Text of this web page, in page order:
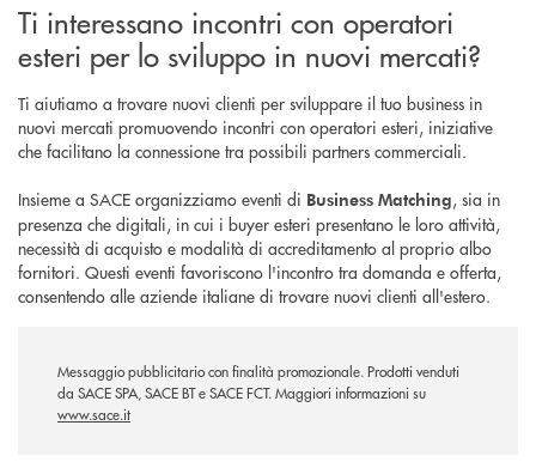
Ti interessano incontri con operatori
esteri per lo sviluppo in nuovi mercati?
Ti aiutiamo a trovare nuovi clienti per sviluppare il tuo business in
nuovi mercati promuovendo incontri con operatori esteri, iniziative
che facilitano la connessione tra possibili partners commerciali.
Insieme a SACE organizziamo eventi di Business Matching, sia in
presenza che digitali, in cui i buyer esteri presentano le loro attività,
necessità di acquisto e modalità di accreditamento al proprio albo
fornitori. Questi eventi favoriscono l'incontro tra domanda e offerta,
consentendo alle aziende italiane di trovare nuovi clienti all'estero.
Messaggio pubblicitario con finalità promozionale. Prodotti venduti
da SACE SPA, SACE BT e SACE FCT. Maggiori informazioni su
www.sace.it